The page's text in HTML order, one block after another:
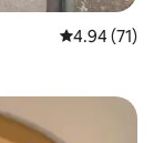
Calificación
4.94 (71)